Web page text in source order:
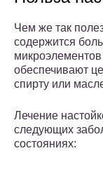
Чем же так
содержится
обеспечивают
спирту или
Лечение
следующих
состояниях: